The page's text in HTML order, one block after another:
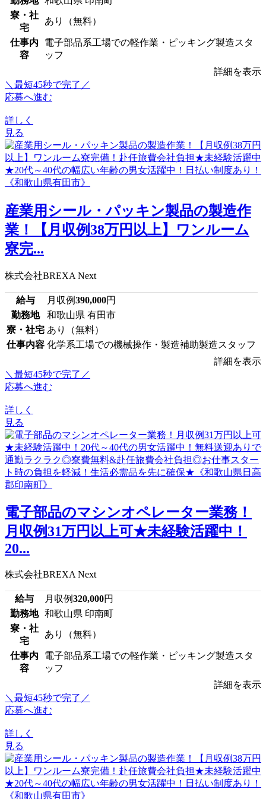
寮・社
宅
あり（無料）
仕事内
容
電子部品系工場での軽作業・ピッキング製造スタ
ッフ
詳細を表示
＼最短45秒で完了／
応募へ進む
詳しく
見る
産業用シール・パッキン製品の製造作
業！【月収例38万円以上】ワンルーム
寮完...
株式会社BREXA Next
給与 月収例390,000円
勤務地
和歌山県 有田市
寮・社宅 あり（無料）
仕事内容 化学系工場での機械操作・製造補助製造スタッフ
詳細を表示
＼最短45秒で完了／
応募へ進む
詳しく
見る
電子部品のマシンオペレーター業務！
月収例31万円以上可★未経験活躍中！
20...
株式会社BREXA Next
給与 月収例320,000円
勤務地 和歌山県 印南町
寮・社
宅
あり（無料）
仕事内
容
電子部品系工場での軽作業・ピッキング製造スタ
ッフ
詳細を表示
＼最短45秒で完了／
応募へ進む
詳しく
見る